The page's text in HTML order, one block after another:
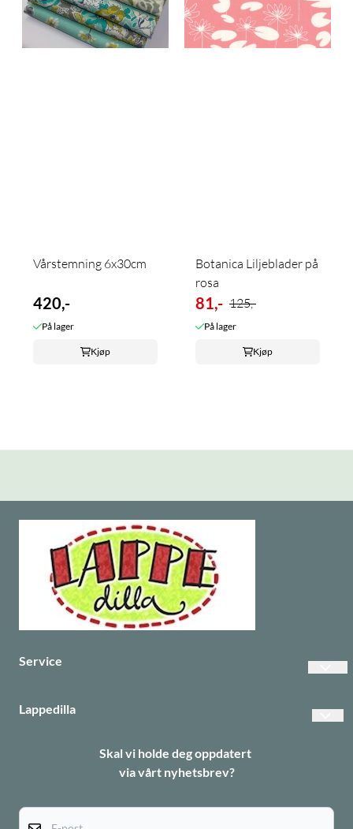
Vårstemning 6x30cm
420,-
På lager
Kjøp
Botanica Liljeblader på
rosa
81,- 125,-
På lager
Kjøp
Service
Informasjonskapsler
Lappedilla
Skal vi holde deg oppdatert
via vårt nyhetsbrev?